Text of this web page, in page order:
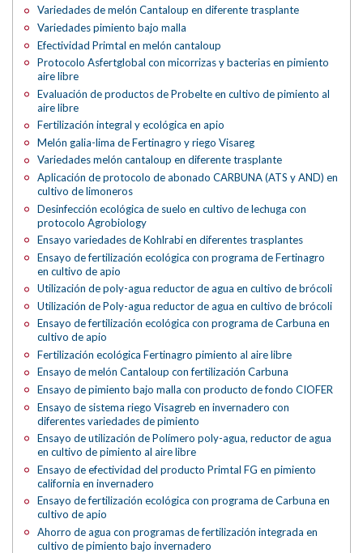
Variedades de melón Cantaloup en diferente trasplante
Variedades pimiento bajo malla
Efectividad Primtal en melón cantaloup
Protocolo Asfertglobal con micorrizas y bacterias en pimiento
aire libre
Evaluación de productos de Probelte en cultivo de pimiento al
aire libre
Fertilización integral y ecológica en apio
Melón galia-lima de Fertinagro y riego Visareg
Variedades melón cantaloup en diferente trasplante
Aplicación de protocolo de abonado CARBUNA (ATS y AND) en
cultivo de limoneros
Desinfección ecológica de suelo en cultivo de lechuga con
protocolo Agrobiology
Ensayo variedades de Kohlrabi en diferentes trasplantes
Ensayo de fertilización ecológica con programa de Fertinagro
en cultivo de apio
Utilización de poly-agua reductor de agua en cultivo de brócoli
Utilización de Poly-agua reductor de agua en cultivo de brócoli
Ensayo de fertilización ecológica con programa de Carbuna en
cultivo de apio
Fertilización ecológica Fertinagro pimiento al aire libre
Ensayo de melón Cantaloup con fertilización Carbuna
Ensayo de pimiento bajo malla con producto de fondo CIOFER
Ensayo de sistema riego Visagreb en invernadero con
diferentes variedades de pimiento
Ensayo de utilización de Polímero poly-agua, reductor de agua
en cultivo de pimiento al aire libre
Ensayo de efectividad del producto Primtal FG en pimiento
california en invernadero
Ensayo de fertilización ecológica con programa de Carbuna en
cultivo de apio
Ahorro de agua con programas de fertilización integrada en
cultivo de pimiento bajo invernadero